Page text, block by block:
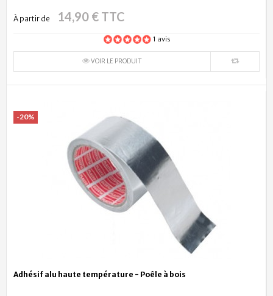
À partir de 14,90 € TTC
1 avis
VOIR LE PRODUIT
-20%
Adhésif alu haute température - Poêle à bois